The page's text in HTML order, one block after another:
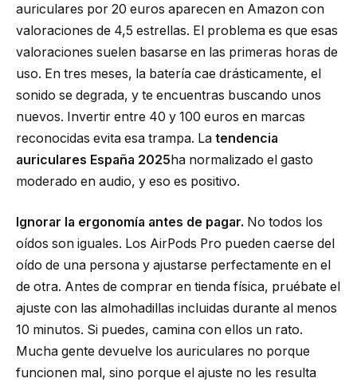
auriculares por 20 euros aparecen en Amazon con
valoraciones de 4,5 estrellas. El problema es que esas
valoraciones suelen basarse en las primeras horas de
uso. En tres meses, la batería cae drásticamente, el
sonido se degrada, y te encuentras buscando unos
nuevos. Invertir entre 40 y 100 euros en marcas
reconocidas evita esa trampa. La tendencia
auriculares España 2025ha normalizado el gasto
moderado en audio, y eso es positivo.
Ignorar la ergonomía antes de pagar. No todos los
oídos son iguales. Los AirPods Pro pueden caerse del
oído de una persona y ajustarse perfectamente en el
de otra. Antes de comprar en tienda física, pruébate el
ajuste con las almohadillas incluidas durante al menos
10 minutos. Si puedes, camina con ellos un rato.
Mucha gente devuelve los auriculares no porque
funcionen mal, sino porque el ajuste no les resulta